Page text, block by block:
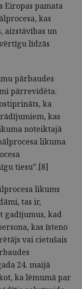
Eiropas pamata
kas
aizstāvības un
līdzās
pārbaudes
pārrevidēta.
ka
kas
noteiktajā
likuma
tiesu”.[8]
likums
tas ir,
gadījumus, kad
kas īsteno
vai cietušais
24. maijā
ka lēmumā par